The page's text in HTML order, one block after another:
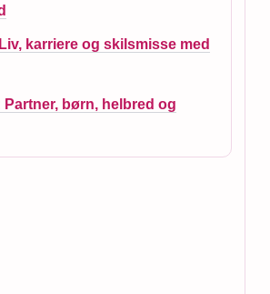
karriere og skilsmisse med
Partner, børn, helbred og